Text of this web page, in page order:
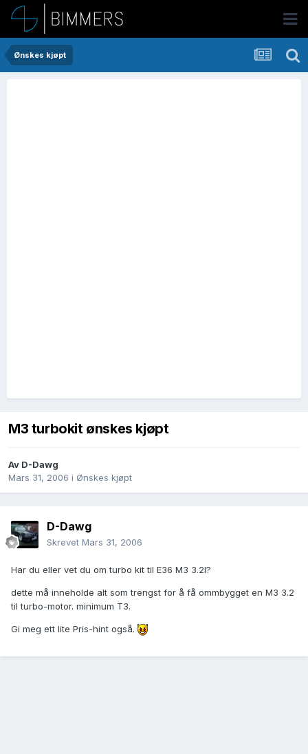
Ønskes kjøpt
M3 turbokit ønskes kjøpt
Av D-Dawg
Mars 31, 2006 i Ønskes kjøpt
D-Dawg
Skrevet Mars 31, 2006
Har du eller vet du om turbo kit til E36 M3 3.2l?
dette må inneholde alt som trengst for å få ommbygget en M3 3.2
til turbo-motor. minimum T3.
Gi meg ett lite Pris-hint også.